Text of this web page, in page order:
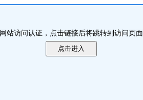
网站访问认证，点击链接后将跳转到访问页面